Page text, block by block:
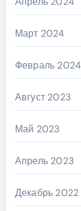
Март 2024
Февраль 2024
Август 2023
Май 2023
Апрель 2023
Декабрь 2022